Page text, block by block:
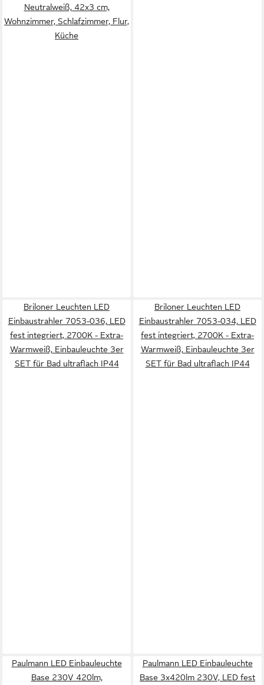
Neutralweiß, 42x3 cm,
Wohnzimmer, Schlafzimmer, Flur,
Küche
Briloner Leuchten LED
Einbaustrahler 7053-036, LED
fest integriert, 2700K - Extra-
Warmweiß, Einbauleuchte 3er
SET für Bad ultraflach IP44
Briloner Leuchten LED
Einbaustrahler 7053-034, LED
fest integriert, 2700K - Extra-
Warmweiß, Einbauleuchte 3er
SET für Bad ultraflach IP44
Paulmann LED Einbauleuchte
Base 230V 420lm,
Paulmann LED Einbauleuchte
Base 3x420lm 230V, LED fest